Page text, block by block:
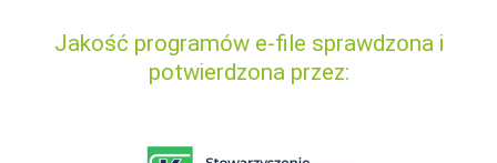
Jakość programów e-file sprawdzona i
potwierdzona przez: